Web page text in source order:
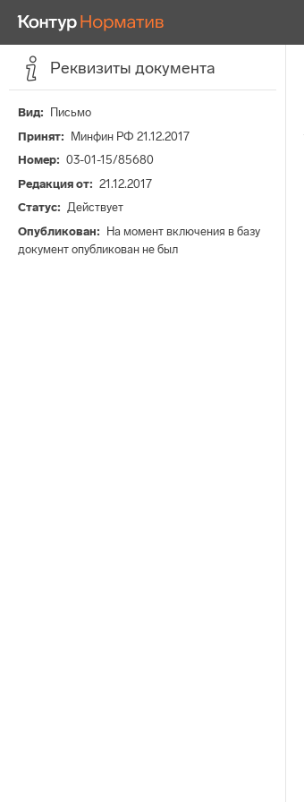
Реквизиты документа
Вид
Письмо
Принят
Минфин РФ 21.12.2017
Номер
03-01-15/85680
Редакция от
21.12.2017
Статус
Действует
Опубликован
На момент включения в базу
документ опубликован не был